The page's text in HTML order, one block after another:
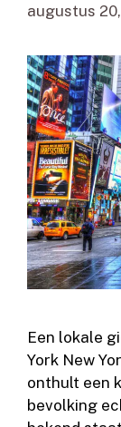
augustus
Een lokale
York New
onthult een
bevolking